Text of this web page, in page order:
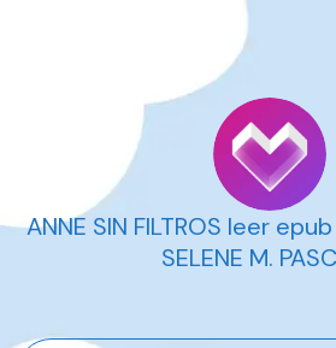
ANNE SIN FILTROS leer epub
SELENE M.